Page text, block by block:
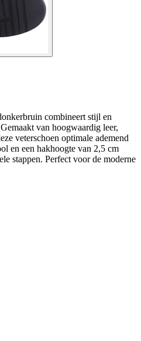
combineert stijl en
van hoogwaardig leer,
veterschoen optimale ademend
en een hakhoogte van 2,5 cm
stappen. Perfect voor de moderne